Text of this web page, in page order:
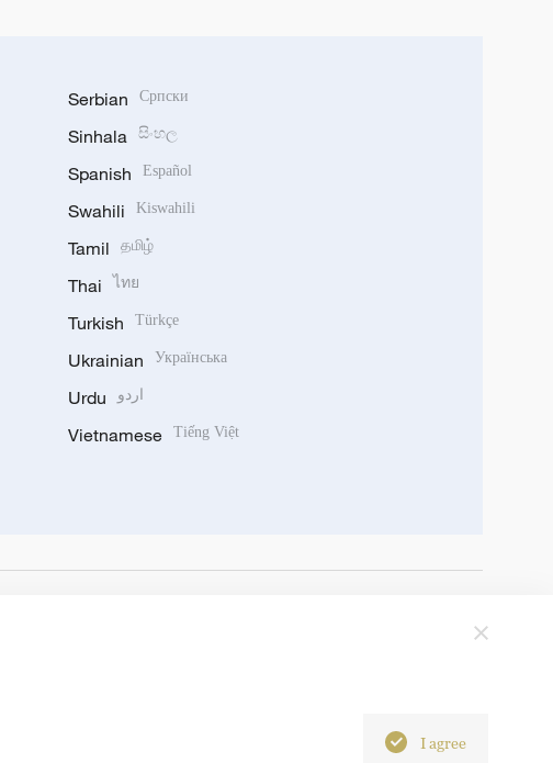
Serbian Српски
Sinhala සිංහල
Spanish Español
Swahili Kiswahili
Tamil தமிழ்
Thai ไทย
Turkish Türkçe
Ukrainian Українська
Urdu اردو
Vietnamese Tiếng Việt
I agree